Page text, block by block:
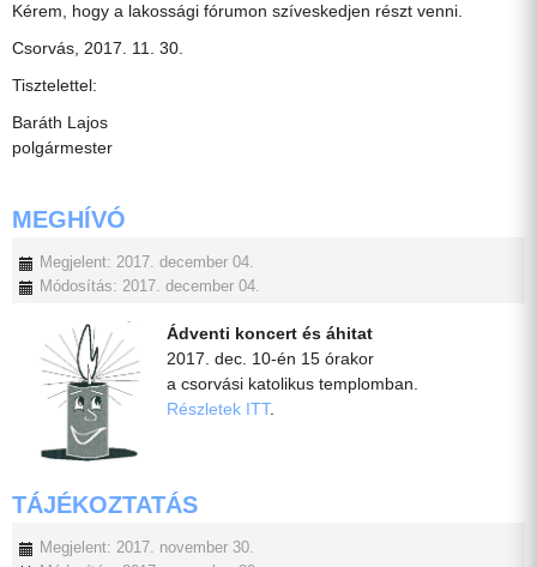
Kérem, hogy a lakossági fórumon szíveskedjen részt venni.
Csorvás, 2017. 11. 30.
Tisztelettel:
Baráth Lajos
polgármester
MEGHÍVÓ
Megjelent: 2017. december 04.
Módosítás: 2017. december 04.
Ádventi koncert és áhitat
2017. dec. 10-én 15 órakor
a csorvási katolikus templomban.
Részletek ITT.
TÁJÉKOZTATÁS
Megjelent: 2017. november 30.